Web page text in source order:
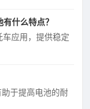
什么特点？
应用，提供稳定
于提高电池的耐